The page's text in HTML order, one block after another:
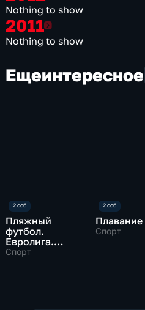
Nothing to show
20112011
Nothing to show
Ещеинтересное
Пляжный
футбол.
Евролига.
Суперфинал
Спорт
Плавание
Спорт